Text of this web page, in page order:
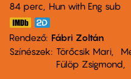
84 perc,
Hun with Eng sub
Rendező Fábri Zoltán
Színészek
Törőcsik Mari
Fülöp Zsigmond